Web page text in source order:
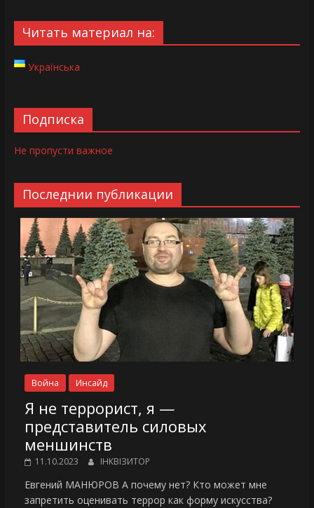
Читать материал на:
Українська
Подписка
Не пропусти важное
Последнии публикации
Война Инсайд
Я не террорист, я —
представитель силовых
меншинств
11.10.2023 ІНКВІЗИТОР
Евгений МАНЮРОВ А почему нет? Кто может мне
запретить оценивать террор как форму искусства?